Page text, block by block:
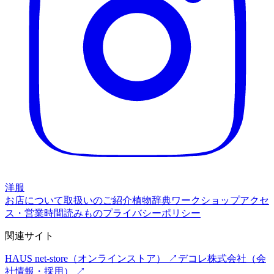
洋服
お店について取扱いのご紹介植物辞典ワークショップアクセ
ス・営業時間読みものプライバシーポリシー
関連サイト
HAUS net-store （オンラインストア） ↗ デコレ株式会社 （会
社情報・採用） ↗